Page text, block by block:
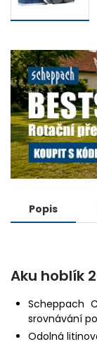
Popis
Aku hoblík
Scheppach
srovnávání
Odolná